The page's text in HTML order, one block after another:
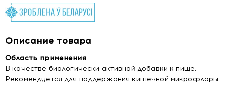
Описание товара
Область применения
В качестве биологически активной добавки к пище.
Рекомендуется для поддержания кишечной микрофлоры